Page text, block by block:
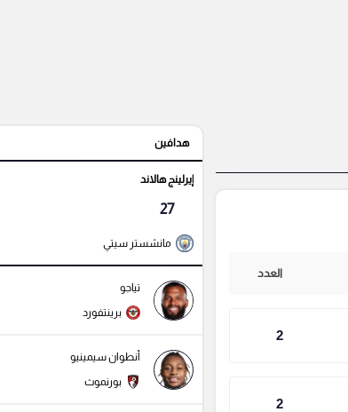
العدد
2
2
هدافين
إيرلينج هالاند
27
مانشستر سيتي
تياجو
برينتفورد
أنطوان سيمينيو
بورنموث